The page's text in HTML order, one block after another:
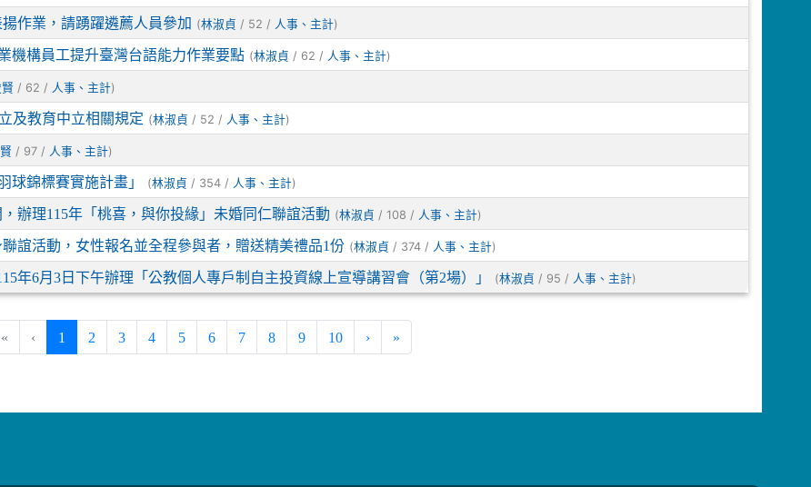
作業，請踴躍遴薦人員參加 (林淑貞 / 52 / 人事、主計)
機構員工提升臺灣台語能力作業要點 (林淑貞 / 62 / 人事、主計)
賢 / 62 / 人事、主計)
及教育中立相關規定 (林淑貞 / 52 / 人事、主計)
/ 97 / 人事、主計)
球錦標賽實施計畫」 (林淑貞 / 354 / 人事、主計)
辦理115年「桃喜，與你投緣」未婚同仁聯誼活動 (林淑貞 / 108 / 人事、主計)
誼活動，女性報名並全程參與者，贈送精美禮品1份 (林淑貞 / 374 / 人事、主計)
年6月3日下午辦理「公教個人專戶制自主投資線上宣導講習會（第2場）」 (林淑貞 / 95 / 人事、主計)
« ‹ 1 (current)
2 3 4 5 6 7 8 9 10 › »